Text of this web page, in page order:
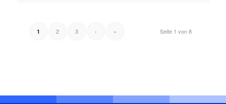
Seite 1 von 8
1 2 3 › »